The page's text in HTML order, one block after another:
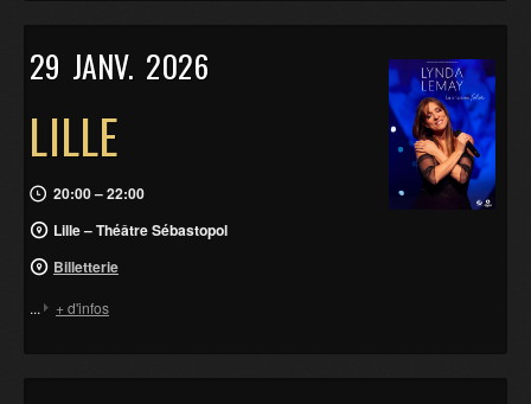
29 JANV. 2026
LILLE
20:00 – 22:00
Lille – Théâtre Sébastopol
Billetterie
... + d'infos